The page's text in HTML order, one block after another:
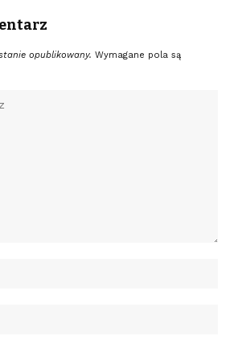
opublikowany. Wymagane pola są